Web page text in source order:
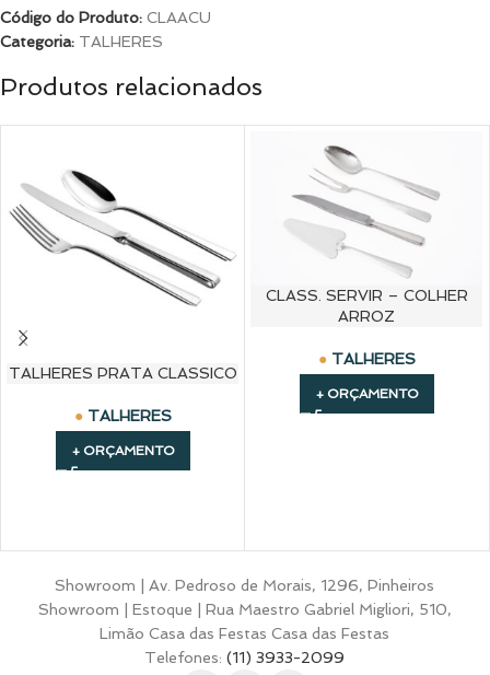
Código do Produto: CLAACU
Categoria: TALHERES
Produtos relacionados
TALHERES PRATA CLASSICO
TALHERES
+ ORÇAMENTO
CLASS. SERVIR – COLHER
ARROZ
TALHERES
+ ORÇAMENTO
Showroom | Av. Pedroso de Morais, 1296, Pinheiros
Showroom | Estoque | Rua Maestro Gabriel Migliori, 510,
Limão Casa das Festas Casa das Festas
Telefones:(11) 3933-2099